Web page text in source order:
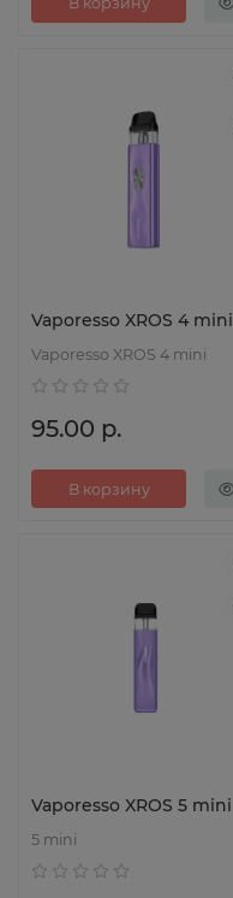
Vaporesso XROS 4 mini
Vaporesso XROS 4 mini
95.00 р.
В корзину
Vaporesso XROS 5 mini
5 mini